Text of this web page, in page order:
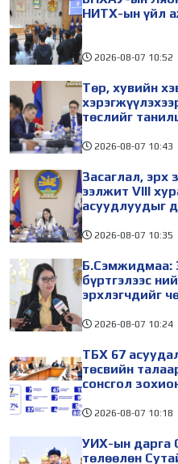
НИТХ-ын үйл
2026-08-07 10:52
Төр, хувийн
төслийг
2026-08-07 10:43
Засаглал,
ээлжит VIII
асуудлуудыг
2026-08-07 10:35
Б.Сэмжидмаа:
бүртгэлээс
эрхлэгчдийг
2026-08-07 10:24
ТБХ 67
төсвийн
сонсгол
2026-08-07 10:18
УИХ-ын дарга
төлөөлөн